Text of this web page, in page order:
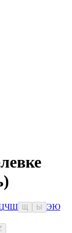
ЧШ Ы ЭЮ